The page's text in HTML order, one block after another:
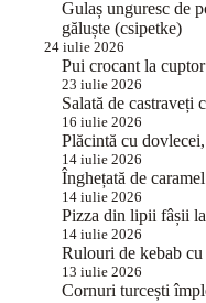
Gulaș unguresc de
găluște (csipetke)
24 iulie 2026
Pui crocant la cuptor
23 iulie 2026
Salată de castraveți
16 iulie 2026
Plăcintă cu
14 iulie 2026
Înghețată de
14 iulie 2026
Pizza din lipii fâșii
14 iulie 2026
Rulouri de kebab cu
13 iulie 2026
Cornuri turcești